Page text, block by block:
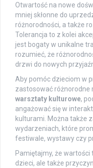
Otwartość na nowe
mniej skłonne do
różnorodności, a także
Tolerancja to z kolei
jest bogaty w unikalne
rozumieć, że
drzwi do nowych
Aby pomóc dzieciom w
zastosować różnorodne
warsztaty kulturowe,
angażować się w
kulturami. Można także
wydarzeniach, które
festiwale, wystawy czy
Pamiętajmy, że
dzieci, ale także